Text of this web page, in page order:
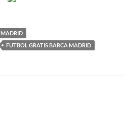
MADRID
FUTBOL GRATIS BARCA MADRID